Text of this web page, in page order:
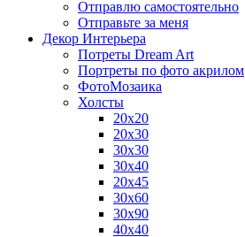
Отправлю самостоятельно
Отправьте за меня
Декор Интерьера
Потреты Dream Art
Портреты по фото акрилом
ФотоМозаика
Холсты
20х20
20х30
30х30
30х40
20х45
30х60
30х90
40х40